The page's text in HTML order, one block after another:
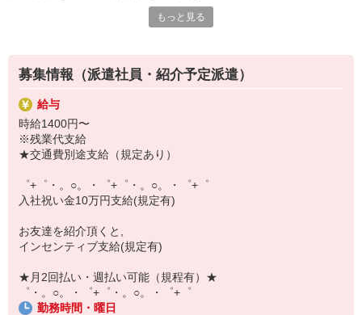
【選べるお仕事いろいろ】
▼オフィスワーク
事務、経理、データ入力、コールセンター、受付
▼工場・製造・軽作業系
機械/食品製造・梱包・仕分け・加工・組立・検査
▼美容系
眉毛サロンのアイブロウ・ネイリスト・エステ
▼営業・販売
法人営業・アパレル販売・個別指導塾・人材紹介
▼人気案件も多数♪
短期・期間限定・オープニング・官公庁案件
上場/優良/大手企業など
【スマホ面接実施中】
￣￣￣￣￣￣￣￣￣
自宅に居ながらスマホでカンタン面接OK！
オンライン面談なのでスピード対応。
満足度◎
■携帯やインターネット販売業務
docomo(ドコモ)/au(エーユー)・KDDI/softbank(ソフトバンク)など
の大手キャリアから
ワイモバイル(Y!mobille)、楽天モバイル、UQなど格安スマホまで幅
広く紹介可能♪
もっと見る
募集情報（派遣社員・紹介予定派遣）
給与
時給1400円〜
※残業代支給
★交通費別途支給（規定あり）
゜+゜・。○。・゜+゜・。○。・゜+゜
入社祝い金10万円支給(規定有)
お友達を紹介頂くと,
インセンティブ支給(規定有)
★月2回払い・週払い可能（規程有）★
゜・。○。・゜+゜・。○。・゜+゜
勤務時間・曜日